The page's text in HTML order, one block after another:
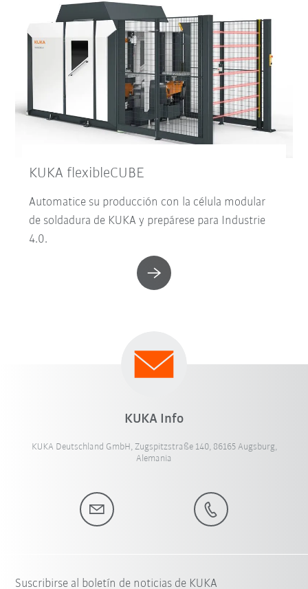
KUKA flexibleCUBE
Automatice su producción con la célula modular
de soldadura de KUKA y prepárese para Industrie
4.0.
KUKA Info
KUKA Deutschland GmbH, Zugspitzstraße 140, 86165 Augsburg,
Alemania
Suscribirse al boletín de noticias de KUKA